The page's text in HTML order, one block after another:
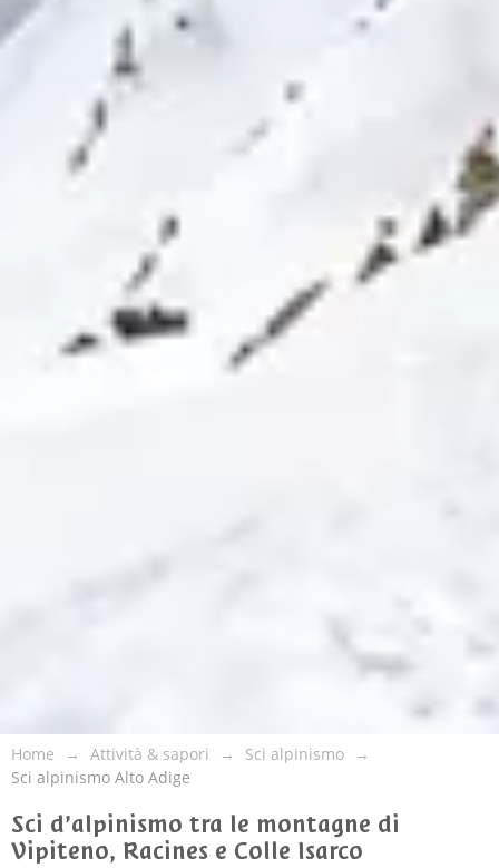
Home Attività & sapori
Sci alpinismo
Sci alpinismo Alto Adige
Sci d’alpinismo tra le montagne di
Vipiteno, Racines e Colle Isarco